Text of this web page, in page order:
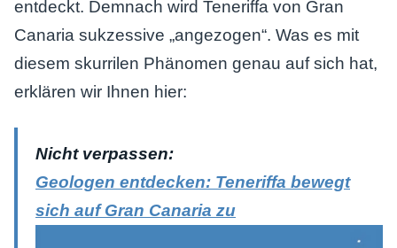
entdeckt. Demnach wird Teneriffa von Gran
Canaria sukzessive „angezogen“. Was es mit
diesem skurrilen Phänomen genau auf sich hat,
erklären wir Ihnen hier:
Nicht verpassen:
Geologen entdecken: Teneriffa bewegt
sich auf Gran Canaria zu